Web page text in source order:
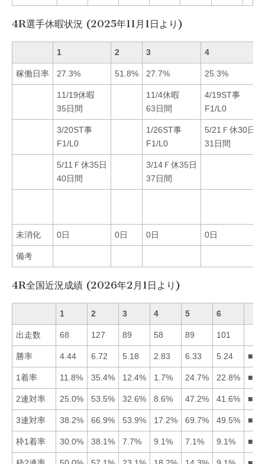
4R選手休暇状況 (2025年11月1日より)
1 2 3 4
稼働日率 27.3% 51.8% 27.7% 25.3%
11/19休暇
35日間
11/4休暇
63日間
4/19ST事
F1/L0
3/20ST事
F1/L0
1/26ST事
F1/L0
5/21Ｆ休30日
31日間
5/11Ｆ休35日
40日間
3/14Ｆ休35日
37日間
未消化 0日 0日 0日 0日
備考
4R全国近況成績 (2026年2月1日より)
1 2 3 4 5 6
出走数 68 127 89 58 89 101
勝率 4.44 6.72 5.18 2.83 6.33 5.24
1着率 11.8% 35.4% 12.4% 1.7% 24.7% 22.8%
2連対率 25.0% 53.5% 32.6% 8.6% 47.2% 41.6%
3連対率 38.2% 66.9% 53.9% 17.2% 69.7% 49.5%
枠1着率 30.0% 38.1% 7.7% 9.1% 7.1% 9.1%